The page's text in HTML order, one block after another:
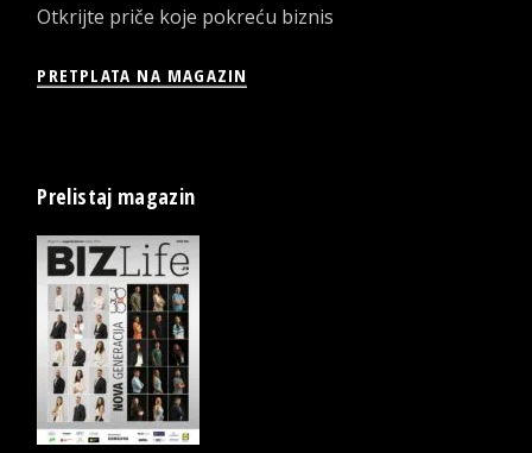
Otkrijte priče koje pokreću biznis
PRETPLATA NA MAGAZIN
Prelistaj magazin